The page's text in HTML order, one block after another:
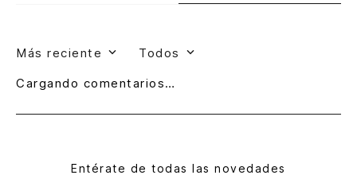
Más reciente Todos
Cargando comentarios…
Entérate de todas las novedades